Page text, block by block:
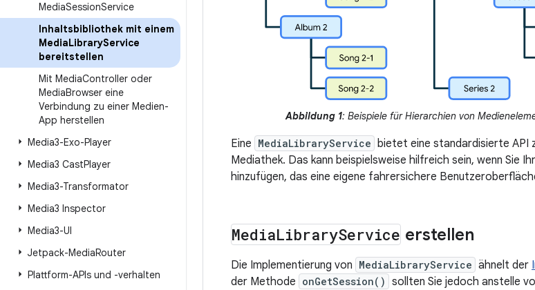
MediaSessionService
Inhaltsbibliothek mit einem
MediaLibraryService
bereitstellen
Mit MediaController oder
MediaBrowser eine
Verbindung zu einer Medien-
App herstellen
Media3-Exo-Player
Media3 CastPlayer
Media3-Transformator
Media3 Inspector
Media3-UI
Jetpack-MediaRouter
Plattform-APIs und -verhalten
Abbildung 1: Beispiele für Hierarchien von
Eine MediaLibraryService bietet eine standardisierte API
Mediathek. Das kann beispielsweise hilfreich sein, wenn Sie
hinzufügen, das eine eigene fahrersichere
MediaLibraryService erstellen
Die Implementierung von MediaLibraryService ähnelt der
der Methode onGetSession() sollten Sie jedoch anstelle